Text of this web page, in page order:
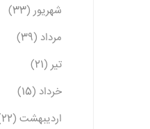
شهریور (33)
مرداد (39)
تیر (21)
خرداد (15)
اردیبهشت (22)